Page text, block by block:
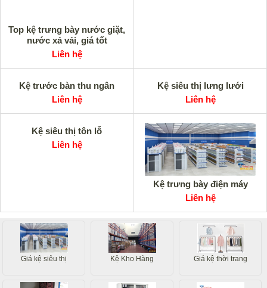
Top kệ trưng bày nước giặt,
nước xả vải, giá tốt
Liên hệ
Kệ trước bàn thu ngân
Liên hệ
Kệ siêu thị lưng lưới
Liên hệ
Kệ siêu thị tôn lỗ
Liên hệ
Kệ trưng bày điện máy
Liên hệ
Giá kệ siêu thị Kệ Kho Hàng Giá kệ thời trang